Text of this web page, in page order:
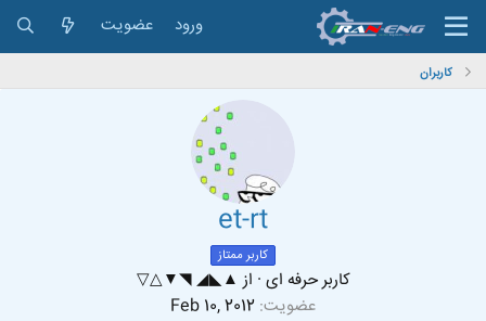
ورود عضویت
کاربران
et-rt
کاربر ممتاز
کاربر حرفه ای · از ▲◣◢ ◥▼△▽
عضویت Feb 10, 2012